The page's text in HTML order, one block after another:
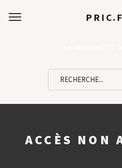
ACCÈS NON